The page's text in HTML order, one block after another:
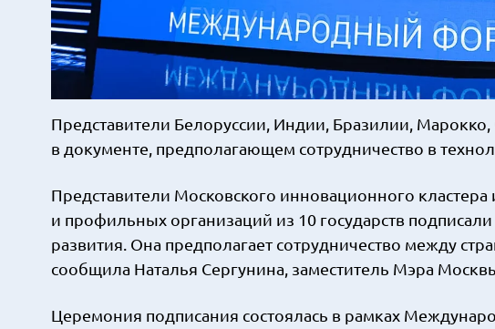
Представители Белоруссии, Индии, Бразилии,
в документе, предполагающем сотрудничество в
Представители Московского инновационного
и профильных организаций из 10 государств
развития. Она предполагает сотрудничество между
сообщила Наталья Сергунина, заместитель Мэра
Церемония подписания состоялась в рамках